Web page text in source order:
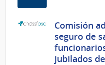
Comisión
seguro de
jubilados de